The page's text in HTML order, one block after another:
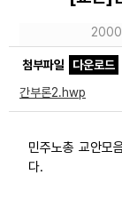
첨부파일
다운로드
간부론2.hwp
민주노총 교안모
다.
문서자료
미디어자료
카드뉴스